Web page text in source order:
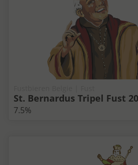
St. Bernardus Tripel Fust
7.5%